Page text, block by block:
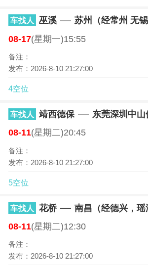
车找人 巫溪
苏州（经常州 无锡
08-17(星期一)15:55
备注：
发布：2026-8-10 21:27:00
4空位
车找人 靖西德保
东莞深圳中山
08-11(星期二)20:45
备注：
发布：2026-8-10 21:27:00
5空位
车找人 花桥
南昌（经德兴，瑶
08-11(星期二)12:30
备注：
发布：2026-8-10 21:27:00